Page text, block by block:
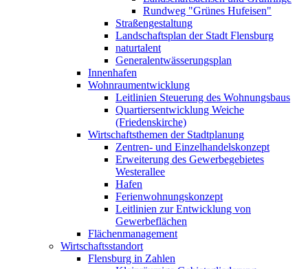
Rundweg "Grünes Hufeisen"
Straßengestaltung
Landschaftsplan der Stadt Flensburg
naturtalent
Generalentwässerungsplan
Innenhafen
Wohnraumentwicklung
Leitlinien Steuerung des Wohnungsbaus
Quartiersentwicklung Weiche
(Friedenskirche)
Wirtschaftsthemen der Stadtplanung
Zentren- und Einzelhandelskonzept
Erweiterung des Gewerbegebietes
Westerallee
Hafen
Ferienwohnungskonzept
Leitlinien zur Entwicklung von
Gewerbeflächen
Flächenmanagement
Wirtschaftsstandort
Flensburg in Zahlen